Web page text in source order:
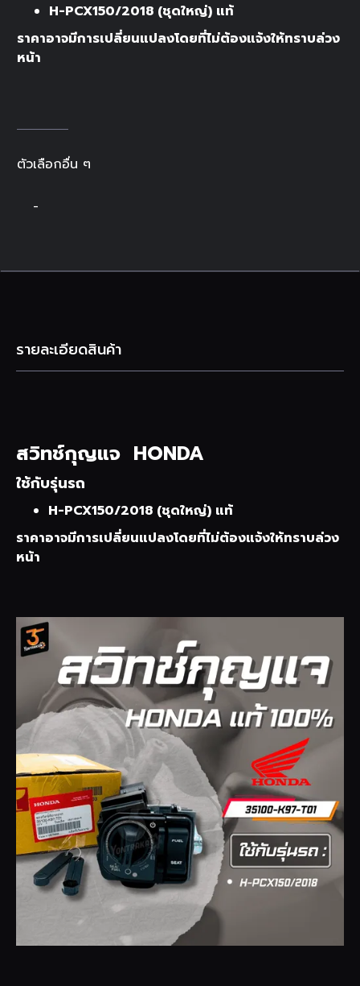
H-PCX150/2018 (ชุดใหญ่) แท้
ราคาอาจมีการเปลี่ยนแปลงโดยที่ไม่ต้องแจ้งให้ทราบล่วง
หน้า
ตัวเลือกอื่น ๆ
-
รายละเอียดสินค้า
สวิทช์กุญแจ HONDA
ใช้กับรุ่นรถ
H-PCX150/2018 (ชุดใหญ่) แท้
ราคาอาจมีการเปลี่ยนแปลงโดยที่ไม่ต้องแจ้งให้ทราบล่วง
หน้า